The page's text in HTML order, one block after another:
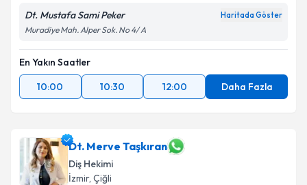
Dt. Mustafa Sami Peker Haritada Göster
Muradiye Mah. Alper Sok. No 4/ A
En Yakın Saatler
10:00
10:30 12:00 Daha Fazla
Dt. Merve Taşkıran
Diş Hekimi
İzmir, Çiğli